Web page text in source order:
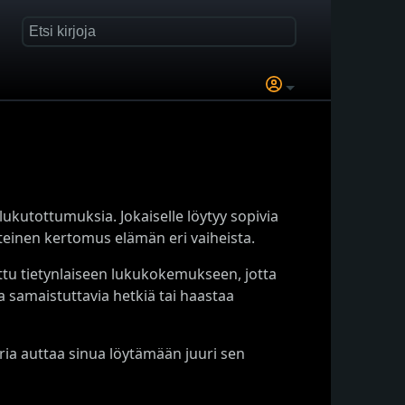
Jokaiselle löytyy sopivia
kertomus elämän eri vaiheista.
tietynlaiseen lukukokemukseen, jotta
hetkiä tai haastaa
auttaa sinua löytämään juuri sen